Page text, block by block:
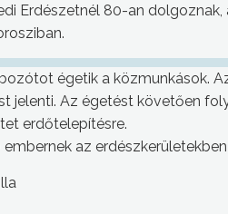
Erdészetnél 80-an
égetik a közmunkások.
jelenti. Az égetést követően
erdőtelepítésre.
embernek az